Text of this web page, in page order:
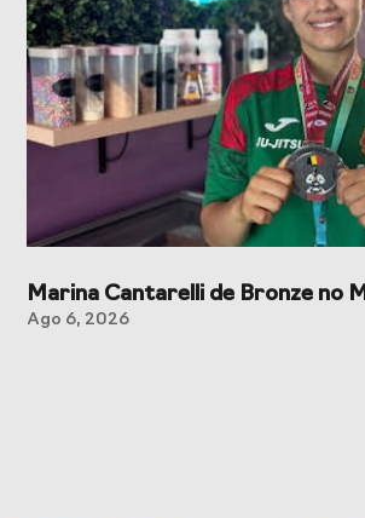
Marina Cantarelli de Bronze no
Ago 6, 2026